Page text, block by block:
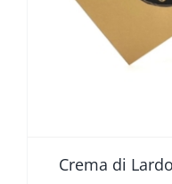
Crema di